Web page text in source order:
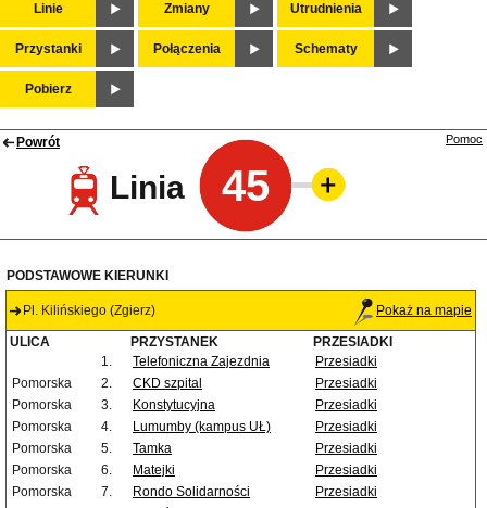
Linie Zmiany Utrudnienia
Przystanki Połączenia Schematy
Pobierz
Powrót
Linia 45
Pomoc
PODSTAWOWE KIERUNKI
Pl. Kilińskiego (Zgierz) Pokaż na mapie
ULICA PRZYSTANEK
PRZESIADKI
1.
Telefoniczna Zajezdnia
Przesiadki
Pomorska
2. CKD szpital
Przesiadki
Pomorska
3. Konstytucyjna
Przesiadki
Pomorska
4. Lumumby (kampus UŁ)
Przesiadki
Pomorska
5. Tamka
Przesiadki
Pomorska
6. Matejki
Przesiadki
Pomorska
7. Rondo Solidarności
Przesiadki